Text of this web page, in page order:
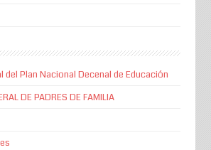
del Plan Nacional Decenal de Educación
DE PADRES DE FAMILIA